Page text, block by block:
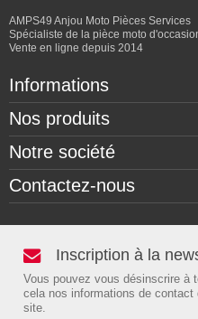
AMPS49 Anjou Moto Pièces Services
Spécialiste de la pièce moto
Vente en ligne depuis 2014
Informations
Nos produits
Notre société
Contactez-nous
Inscription à la
Vous pouvez vous désinscrire à
cela nos informations de
site.